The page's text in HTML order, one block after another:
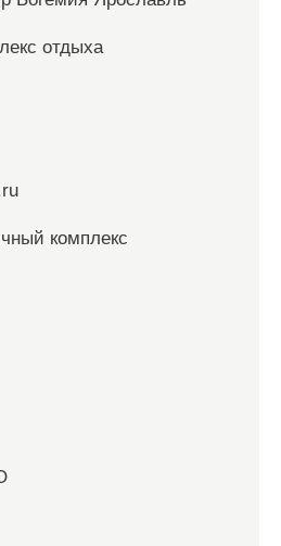
отдыха
комплекс